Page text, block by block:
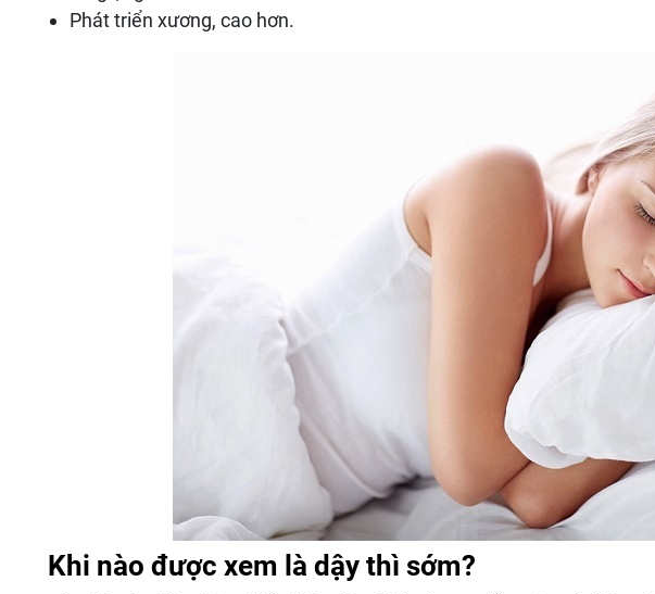
Phát triển xương, cao hơn.
Khi nào được xem là dậy thì sớm?